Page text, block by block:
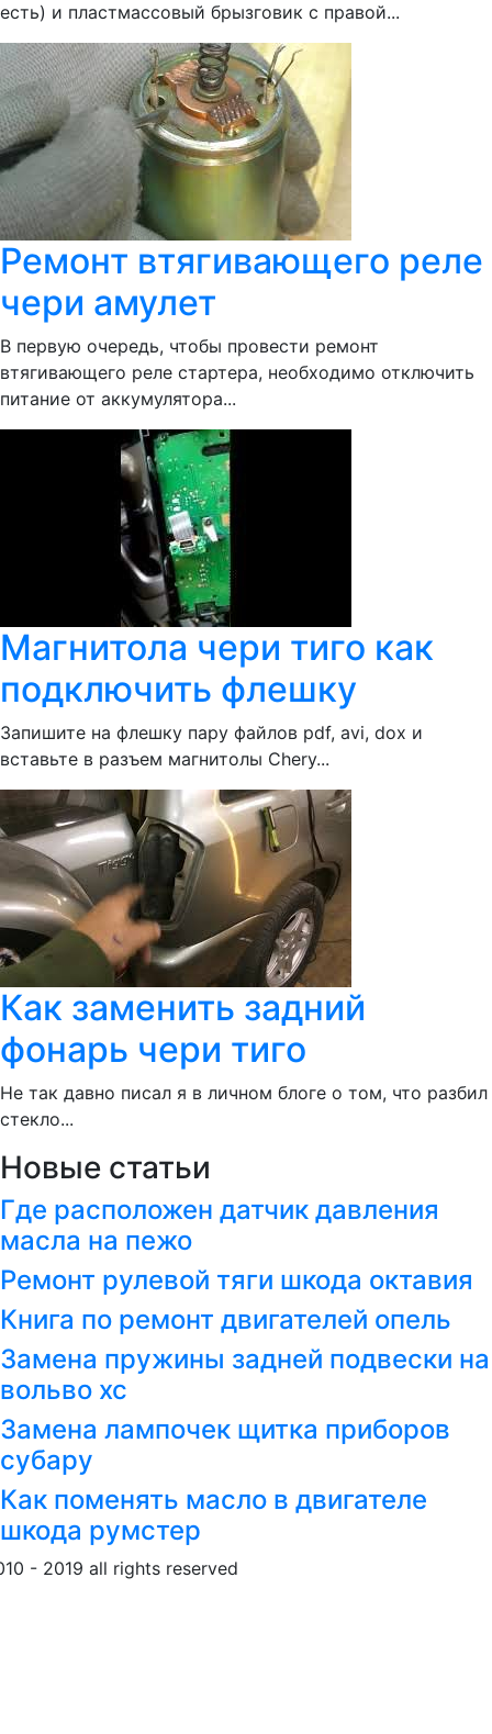
есть) и пластмассовый брызговик с правой...
Ремонт втягивающего реле
чери амулет
В первую очередь, чтобы провести ремонт
втягивающего реле стартера, необходимо отключить
питание от аккумулятора...
Магнитола чери тиго как
подключить флешку
Запишите на флешку пару файлов pdf, avi, dox и
вставьте в разъем магнитолы Chery...
Как заменить задний
фонарь чери тиго
Не так давно писал я в личном блоге о том, что разбил
стекло...
Новые статьи
Где расположен датчик давления
масла на пежо
Ремонт рулевой тяги шкода октавия
Книга по ремонт двигателей опель
Замена пружины задней подвески на
вольво хс
Замена лампочек щитка приборов
субару
Как поменять масло в двигателе
шкода румстер
- 2019 all rights reserved